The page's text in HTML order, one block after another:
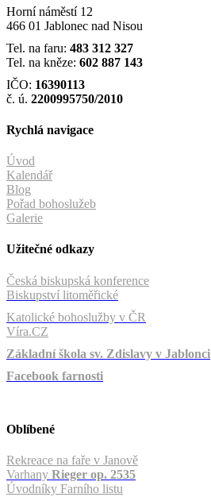
Horní náměstí 12
466 01 Jablonec nad Nisou
Tel. na faru: 483 312 327
Tel. na kněze: 602 887 143
IČO: 16390113
č. ú. 2200995750/2010
Rychlá navigace
Úvod
Kalendář
Blog
Pořad bohoslužeb
Galerie
Užitečné odkazy
Česká biskupská konference
Biskupství litoměřické
Katolické bohoslužby v ČR
Víra.CZ
Základní škola sv. Zdislavy v Jablonci
Facebook farnosti
Oblíbené
Rekreace na faře v Janově
Varhany Rieger op. 2535
Úvodníky Farního listu